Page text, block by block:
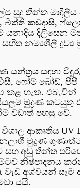
සුදු තීන්ත මාදිලිය
බිත්ති කඩදාසි,
යනාදිය දිලිසෙන
නම්‍යශීලී ද්‍රව්‍ය
යන්ත්‍රය සඳහා
ෆෝම් බෝඩ්, පීපී
කළ හැක. එබැවින්
මුද්‍රණ කටයුතු
වඩාත් පහසු වේ.
ආකෘතිය UV
මුද්‍රණ
සහ අඩු තීන්ත
නිෂ්පාදනය
වැඩ අශ්වයන් සෑම
යයි.